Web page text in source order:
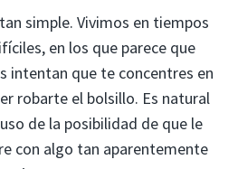
simple. Vivimos en tiempos
en los que parece que
intentan que te concentres en
robarte el bolsillo. Es natural
de la posibilidad de que le
con algo tan aparentemente